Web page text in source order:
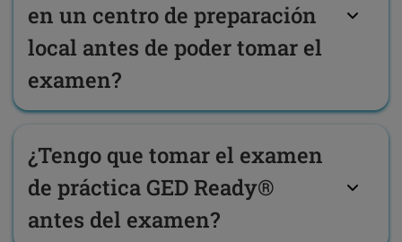
en un centro de preparación
local antes de poder tomar el
examen?
¿Tengo que tomar el examen
de práctica GED Ready®
antes del examen?